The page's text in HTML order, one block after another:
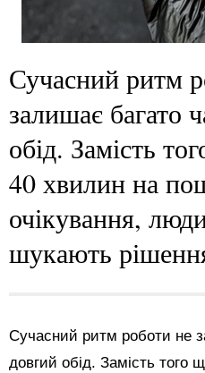
Сучасний ритм
залишає багато
обід. Замість
40 хвилин на
очікування,
шукають
Сучасний ритм роботи не
довгий обід. Замість того